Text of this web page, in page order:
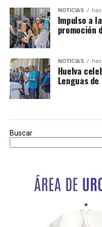
NOTICIAS
Impulso a
promoción
NOTICIAS
Huelva
Lenguas
Buscar